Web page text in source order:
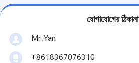
যোগাযোগের ঠিকানা
Mr. Yan
+8618367076310